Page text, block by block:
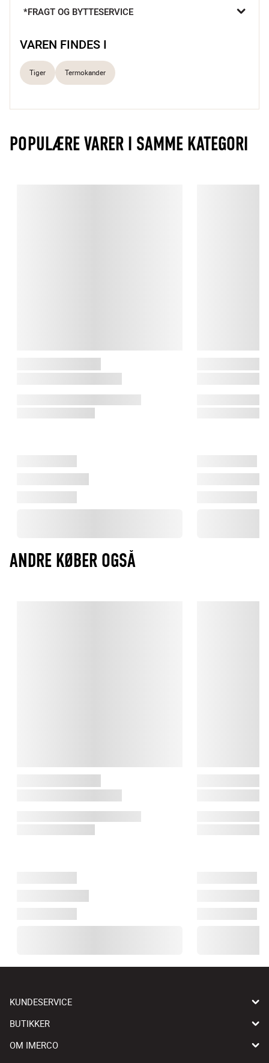
*FRAGT OG BYTTESERVICE
VAREN FINDES I
Tiger Termokander
POPULÆRE VARER I SAMME KATEGORI
ANDRE KØBER OGSÅ
KUNDESERVICE
BUTIKKER
OM IMERCO